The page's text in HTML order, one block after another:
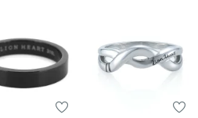
A-11 QT3176 )